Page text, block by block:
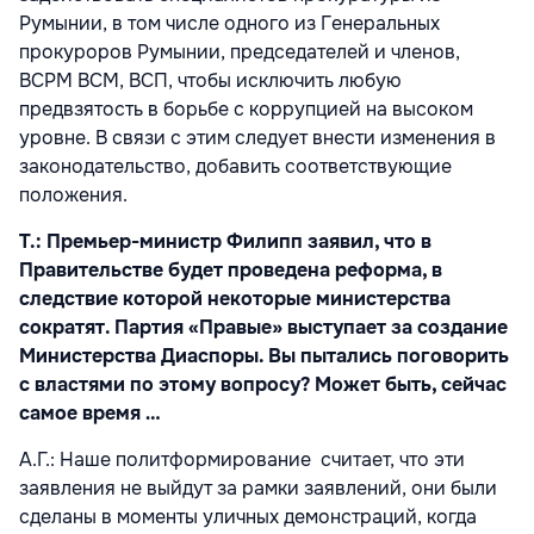
Румынии, в том числе одного из Генеральных
прокуроров Румынии, председателей и членов,
ВСРМ ВСМ, ВСП, чтобы исключить любую
предвзятость в борьбе с коррупцией на высоком
уровне. В связи с этим следует внести изменения в
законодательство, добавить соответствующие
положения.
Т.: Премьер-министр Филипп заявил, что в
Правительстве будет проведена реформа, в
следствие которой некоторые министерства
сократят. Партия «Правые» выступает за создание
Министерства Диаспоры. Вы пытались поговорить
с властями по этому вопросу? Может быть, сейчас
самое время …
A.Г.: Наше политформирование считает, что эти
заявления не выйдут за рамки заявлений, они были
сделаны в моменты уличных демонстраций, когда